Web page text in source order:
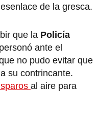
de la gresca.
que la Policía
ante el
no pudo evitar que
su contrincante.
al aire para